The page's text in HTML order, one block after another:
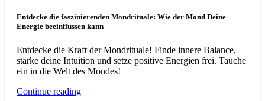
Entdecke die faszinierenden Mondrituale: Wie der Mond Deine
Energie beeinflussen kann
Entdecke die Kraft der Mondrituale! Finde innere Balance,
stärke deine Intuition und setze positive Energien frei. Tauche
ein in die Welt des Mondes!
Continue reading